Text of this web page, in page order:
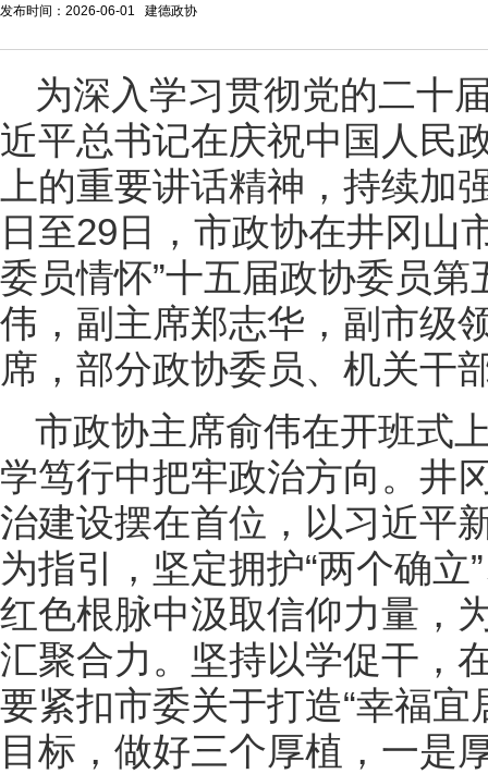
发布时间：2026-06-01 建德政协
为深入学习贯彻党的二十
近平总书记在庆祝中国人民
上的重要讲话精神，持续加
日至29日，市政协在井冈山
委员情怀”十五届政协委员
伟，副主席郑志华，副市级
席，部分政协委员、机关干
市政协主席俞伟在开班式
学笃行中把牢政治方向。井
治建设摆在首位，以习近平
为指引，坚定拥护“两个确立
红色根脉中汲取信仰力量，
汇聚合力。坚持以学促干，
要紧扣市委关于打造“幸福
目标，做好三个厚植，一是